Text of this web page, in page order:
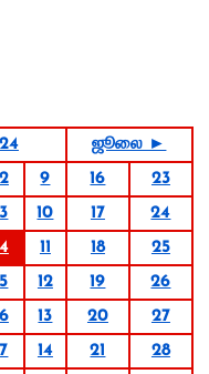
ஜூலை ►
2 9 16
23
3 10 17
24
4 11 18
25
5 12 19
26
6 13 20
27
7 14 21
28